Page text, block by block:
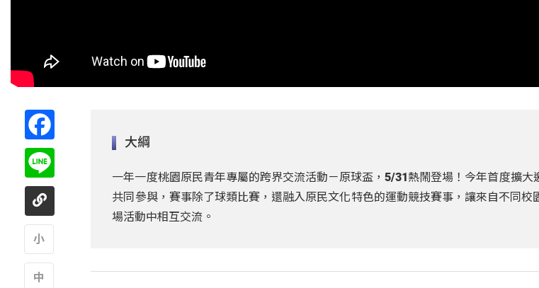
大綱
一年一度桃園原民青年專屬的跨界交流活動－原球盃，5/31熱鬧登場！今年首度擴大
共同參與，賽事除了球類比賽，還融入原民文化特色的運動競技賽事，讓來自不同校
場活動中相互交流。